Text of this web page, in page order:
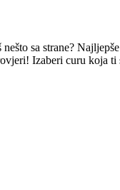
sa strane?
Izaberi curu